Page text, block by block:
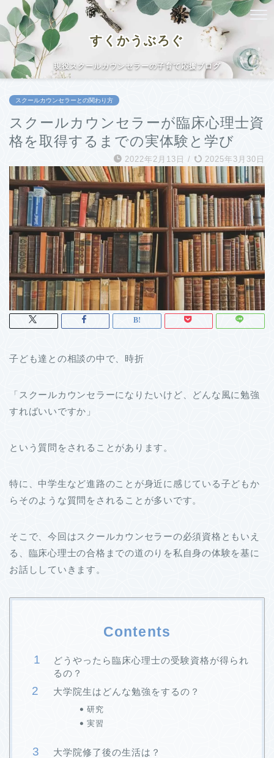
すくかうぶろぐ
現役スクールカウンセラーの子育て応援ブログ
スクールカウンセラーとの関わり方
スクールカウンセラーが臨床心理士資
格を取得するまでの実体験と学び
2022年2月13日 / 2025年3月30日
子ども達との相談の中で、時折
「スクールカウンセラーになりたいけど、どんな風に勉強
すればいいですか」
という質問をされることがあります。
特に、中学生など進路のことが身近に感じている子どもか
らそのような質問をされることが多いです。
そこで、今回はスクールカウンセラーの必須資格ともいえ
る、臨床心理士の合格までの道のりを私自身の体験を基に
お話ししていきます。
Contents
どうやったら臨床心理士の受験資格が得られ
るの？
大学院生はどんな勉強をするの？
研究
実習
大学院修了後の生活は？